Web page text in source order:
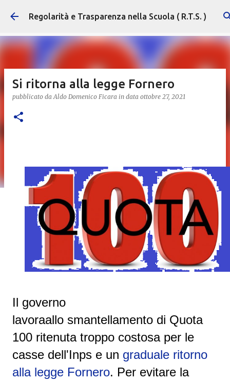
Passa ai contenuti principali
Regolarità e Trasparenza nella Scuola ( R.T.S. )
Si ritorna alla legge Fornero
pubblicato daAldo Domenico Ficara in data ottobre 27, 2021
Il governo
lavoraallo smantellamento di Quota
100 ritenuta troppo costosa per le
casse dell'Inps e un graduale ritorno
alla legge Fornero. Per evitare la